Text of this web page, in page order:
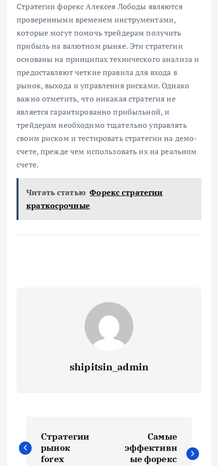
Стратегии форекс Алексея Лободы являются
проверенными временем инструментами,
которые могут помочь трейдерам получить
прибыль на валютном рынке. Эти стратегии
основаны на принципах технического анализа и
предоставляют четкие правила для входа в
рынок, выхода и управления рисками. Однако
важно отметить, что никакая стратегия не
является гарантированно прибыльной, и
трейдерам необходимо тщательно управлять
своим риском и тестировать стратегии на демо-
счете, прежде чем использовать их на реальном
счете.
Читать статью Форекс стратегии
краткосрочные
shipitsin_admin
а
Стратегии
рынок
forex
Самые
эффективн
ые форекс